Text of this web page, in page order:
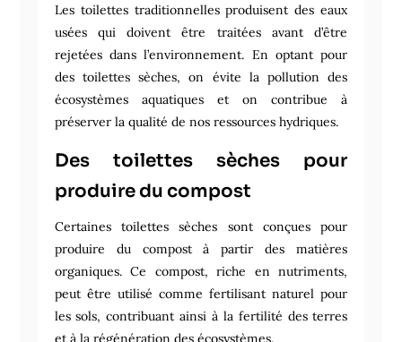
Les toilettes traditionnelles produisent des eaux
usées qui doivent être traitées avant d’être
rejetées dans l’environnement. En optant pour
des toilettes sèches, on évite la pollution des
écosystèmes aquatiques et on contribue à
préserver la qualité de nos ressources hydriques.
Des toilettes sèches pour
produire du compost
Certaines toilettes sèches sont conçues pour
produire du compost à partir des matières
organiques. Ce compost, riche en nutriments,
peut être utilisé comme fertilisant naturel pour
les sols, contribuant ainsi à la fertilité des terres
et à la régénération des écosystèmes.